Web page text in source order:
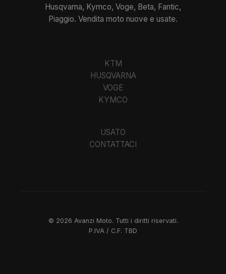
Husqvarna, Kymco, Voge, Beta, Fantic,
Piaggio. Vendita moto nuove e usate.
KTM
HUSQVARNA
VOGE
KYMCO
USATO
CONTATTACI
© 2026 Avanzi Moto. Tutti i diritti riservati.
P.IVA / C.F. TBD